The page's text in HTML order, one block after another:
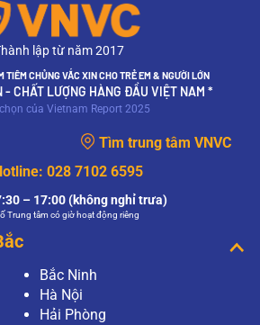
lập từ năm 2017
TIÊM CHỦNG VẮC XIN CHO TRẺ EM & NGƯỜI LỚN
- CHẤT LƯỢNG HÀNG ĐẦU VIỆT NAM *
của Vietnam Report 2025
Tìm trung tâm VNVC
028 7102 6595
– 17:00 (không nghỉ trưa)
Trung tâm có giờ hoạt động riêng
Bắc Ninh
Hà Nội
Hải Phòng